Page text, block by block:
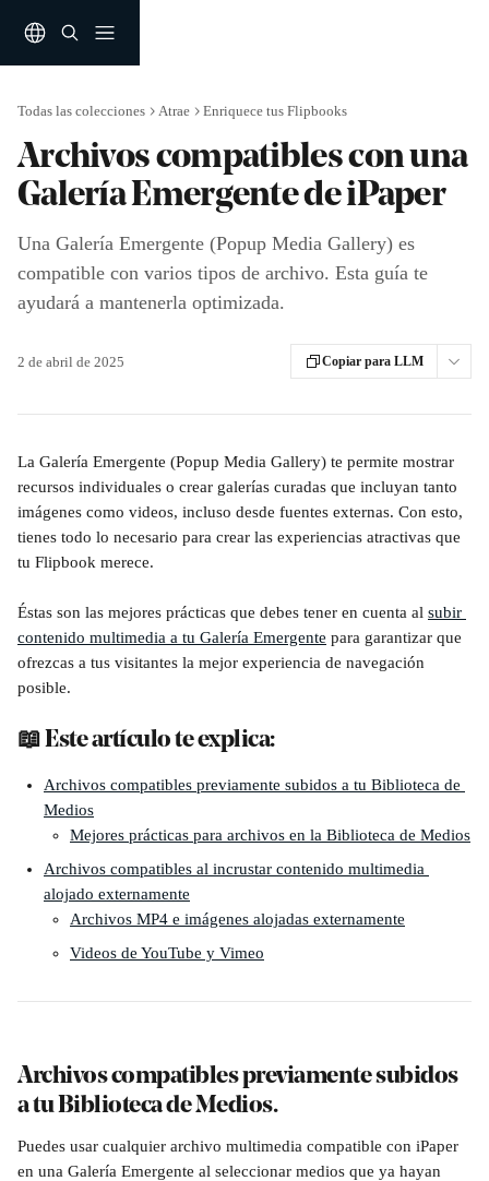
Todas las colecciones Atrae Enriquece tus Flipbooks
Archivos compatibles con una
Galería Emergente de iPaper
Una Galería Emergente (Popup Media Gallery) es
compatible con varios tipos de archivo. Esta guía te
ayudará a mantenerla optimizada.
2 de abril de 2025 Copiar para LLM
La Galería Emergente (Popup Media Gallery) te permite mostrar
recursos individuales o crear galerías curadas que incluyan tanto
imágenes como videos, incluso desde fuentes externas. Con esto,
tienes todo lo necesario para crear las experiencias atractivas que
tu Flipbook merece.
Éstas son las mejores prácticas que debes tener en cuenta al subir
contenido multimedia a tu Galería Emergente para garantizar que
ofrezcas a tus visitantes la mejor experiencia de navegación
posible.
📖 Este artículo te explica:
Archivos compatibles previamente subidos a tu Biblioteca de
Medios
Mejores prácticas para archivos en la Biblioteca de Medios
Archivos compatibles al incrustar contenido multimedia
alojado externamente
Archivos MP4 e imágenes alojadas externamente
Videos de YouTube y Vimeo
Archivos compatibles previamente subidos
a tu Biblioteca de Medios.
Puedes usar cualquier archivo multimedia compatible con iPaper
en una Galería Emergente al seleccionar medios que ya hayan